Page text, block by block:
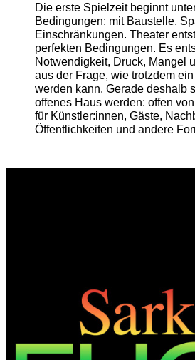
Die erste Spielzeit beginnt
Bedingungen: mit Baustelle,
Einschränkungen. Theater
perfekten Bedingungen. Es
Notwendigkeit, Druck, Mangel
aus der Frage, wie trotzdem
werden kann. Gerade deshalb
offenes Haus werden: offen
für Künstler:innen, Gäste,
Öffentlichkeiten und andere